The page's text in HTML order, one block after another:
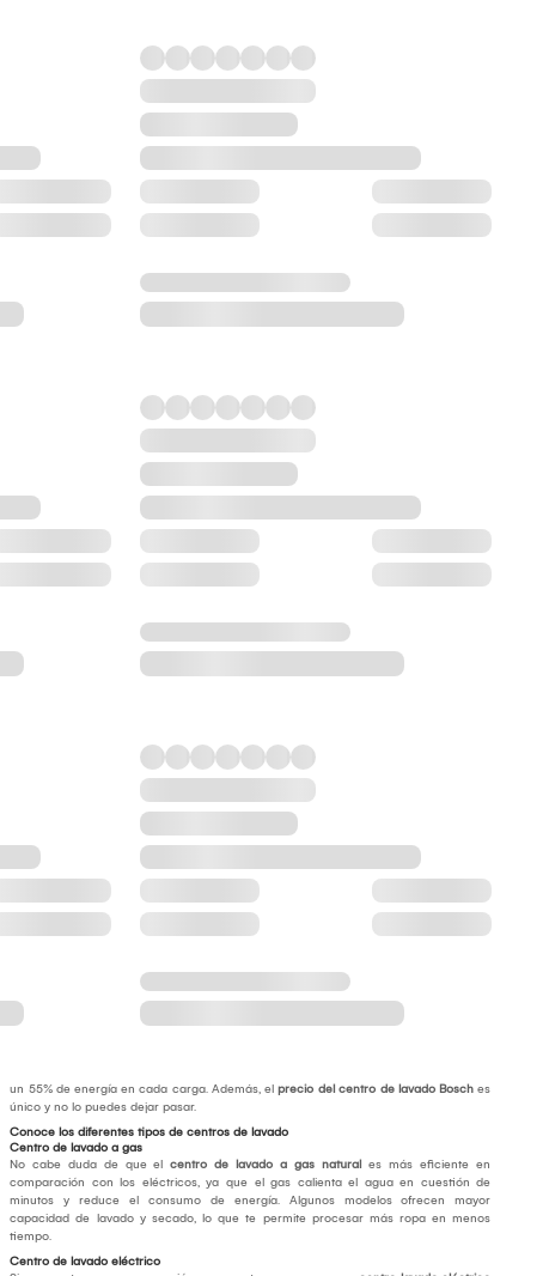
un 55% de energía en cada carga. Además, elprecio del centro de lavado Bosch es
único y no lo puedes dejar pasar.
Conoce los diferentes tipos de centros de lavado
Centro de lavado a gas
No cabe duda de que elcentro de lavado a gas natural
es más eficiente en
comparación con los eléctricos, ya que el gas calienta el agua en cuestión de
minutos y reduce el consumo de energía. Algunos modelos ofrecen mayor
capacidad de lavado y secado, lo que te permite procesar más ropa en menos
tiempo.
Centro de lavado eléctrico